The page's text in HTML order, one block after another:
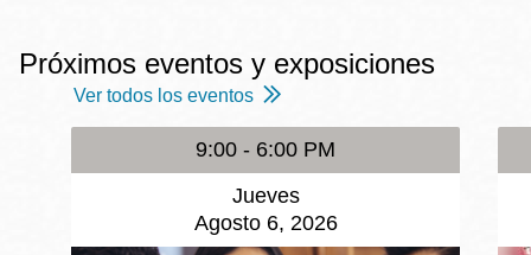
Próximos eventos y exposiciones
Ver todos los eventos
9:00 - 6:00 PM
Jueves
Agosto 6, 2026